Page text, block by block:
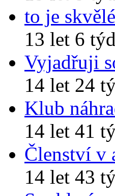
to je skvělé
13 let 6
Vyjadřuji
14 let 24
Klub
14 let 41
Členství v
14 let 43